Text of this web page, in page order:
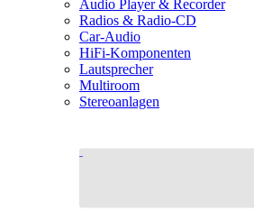
Audio Player & Recorder
Radios & Radio-CD
Car-Audio
HiFi-Komponenten
Lautsprecher
Multiroom
Stereoanlagen